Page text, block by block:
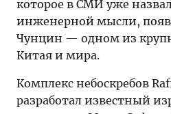
которое в СМИ уже
инженерной мысли,
Чунцин — одном из
Китая и мира.
Комплекс небоскребов
разработал известный